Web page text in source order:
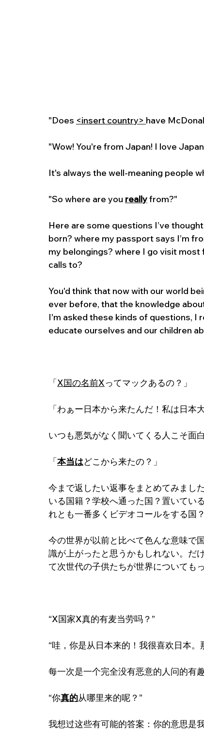
"Does <insert country> have
"Wow! You're from Japan! I love
It's always the well-meaning people
"So where are you reallyfrom?"
Here are some questions I’ve
born? where my passport says I’m
my belongings? where I go visit
calls to?
You'd think that now with our world
ever before, that the knowledge
I'm asked these kinds of questions, I
educate ourselves and our children
「X国の名前Xってマックあるの？」
「わぁー日本から来たんだ！私は日本
いつも悪気がなく聞いてくる人こそ面
「本当はどこから来たの？」
今まで返したい返事をまとめてみまし
いる国籍？学校へ通った国？置いてい
れとも一番多くビデオコールをする国？
今の世界が以前と比べて色んな意味で
識が上がったと思うかもしれない。だ
て次世代の子供たちが世界についても
“X国家X真的有麦当劳吗？”
“哇，你是从日本来的！我很喜欢日本。
每一次是一个完全没有恶意的人问的有趣
“你真的从哪里来的呢？”
我想过这些有可能的答案：你的意思是